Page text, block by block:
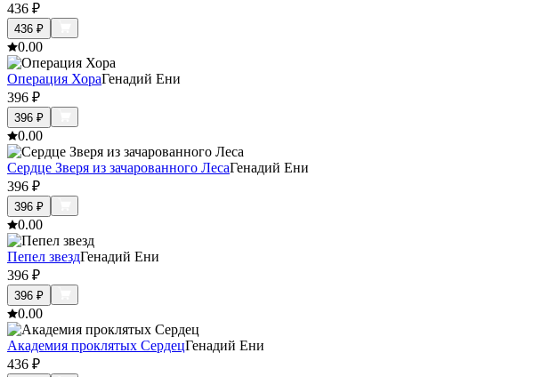
436 ₽
436 ₽
0.00
Операция ХораГенадий Ени
396 ₽
396 ₽
0.00
Сердце Зверя из зачарованного ЛесаГенадий Ени
396 ₽
396 ₽
0.00
Пепел звездГенадий Ени
396 ₽
396 ₽
0.00
Академия проклятых СердецГенадий Ени
436 ₽